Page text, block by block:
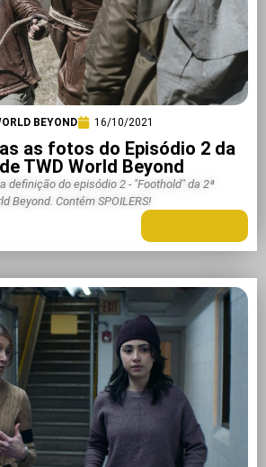
BEYOND 16/10/2021
as fotos do Episódio 2 da
TWD World Beyond
definição do episódio 2 - "Foothold" da 2ª
Beyond. Contém SPOILERS!